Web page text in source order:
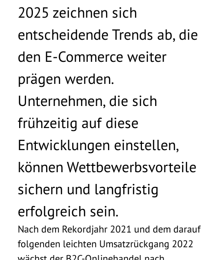
2025 zeichnen sich
entscheidende Trends ab, die
den E-Commerce weiter
prägen werden.
Unternehmen, die sich
frühzeitig auf diese
Entwicklungen einstellen,
können Wettbewerbsvorteile
sichern und langfristig
erfolgreich sein.
Nach dem Rekordjahr 2021 und dem darauf
folgenden leichten Umsatzrückgang 2022